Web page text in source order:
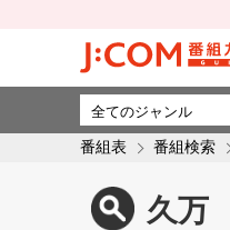
番組表 番組検索
久万